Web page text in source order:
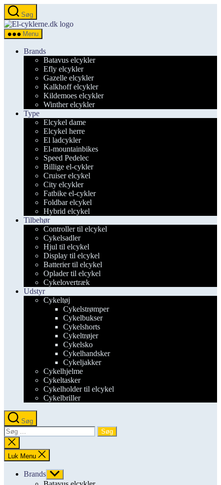
Spring
til
indholdet
Søg
el-
Menu
Brands
Batavus elcykler
Efly elcykler
Gazelle elcykler
Kalkhoff elcykler
Kildemoes elcykler
Winther elcykler
Type
Elcykel dame
Elcykel herre
El ladcykler
El-mountainbikes
Speed Pedelec
Billige el-cykler
Cruiser elcykel
City elcykler
Fatbike el-cykler
Foldbar elcykel
Hybrid elcykel
Tilbehør
Controller til elcykel
Cykelsadler
Hjul til elcykel
Display til elcykel
Batterier til elcykel
Oplader til elcykel
Cykelovertræk
Udstyr
Cykeltøj
Cykelstrømper
Cykelbukser
Cykelshorts
Cykeltrøjer
Cykelsko
Cykelhandsker
Cykeljakker
Cykelhjelme
Cykeltasker
Cykelholder til elcykel
Cykelbriller
Søg
Søg
efter:
Luk
søgning
Luk Menu
Brands Vis
undermenu